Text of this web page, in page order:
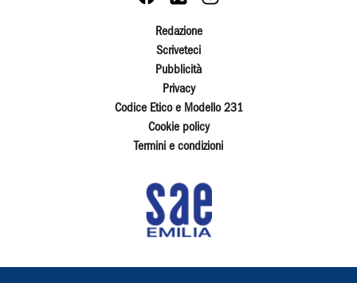
Redazione
Scriveteci
Pubblicità
Privacy
Codice Etico e Modello 231
Cookie policy
Termini e condizioni